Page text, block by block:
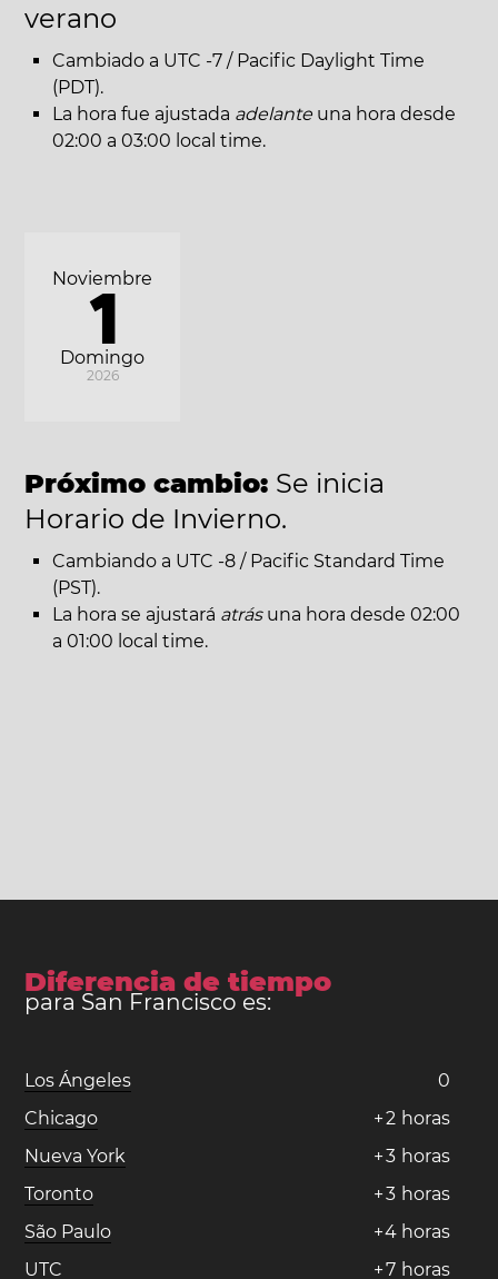
verano
Cambiado a UTC -7 / Pacific Daylight Time
(PDT).
La hora fue ajustada adelante una hora desde
02:00 a 03:00 local time.
Domingo
Noviembre
1
2026
Próximo cambio: Se inicia
Horario de Invierno.
Cambiando a UTC -8 / Pacific Standard Time
(PST).
La hora se ajustará atrásuna hora desde 02:00
a 01:00 local time.
Diferencia de tiempo
para San Francisco es:
Los Ángeles
0
Chicago
+2 horas
Nueva York
+3 horas
Toronto
+3 horas
São Paulo
+4 horas
UTC
+7 horas